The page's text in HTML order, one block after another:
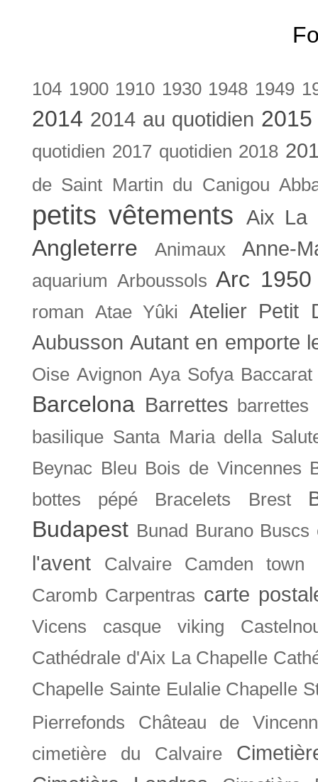
104 1900 1910 1930 1948 1949
2014 2014 au quotidien
quotidien 2017 quotidien 2018
de Saint Martin du Canigou
petits vêtements Aix La
Angleterre Animaux Anne-
aquarium Arboussols Arc 1950
roman Atae Yûki
Atelier Petit
Aubusson Autant en emporte
Oise Avignon Aya Sofya Baccarat
Barcelona Barrettes barrettes
basilique Santa Maria della
Beynac Bleu Bois de Vincennes
bottes pépé
Bracelets Brest
Budapest Bunad Burano Buscs
l'avent Calvaire Camden town
Caromb Carpentras carte
Vicens casque viking
Cathédrale d'Aix La Chapelle
Chapelle Sainte Eulalie Chapelle
Pierrefonds
Château de
cimetière du Calvaire